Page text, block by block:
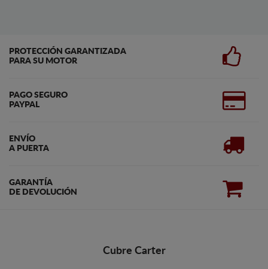
PROTECCIÓN GARANTIZADA
PARA SU MOTOR
PAGO SEGURO
PAYPAL
ENVÍO
A PUERTA
GARANTÍA
DE DEVOLUCIÓN
Cubre Carter